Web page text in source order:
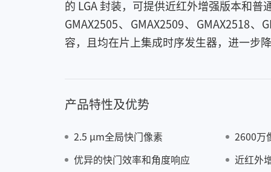
的 LGA 封装，可提供近红外增强版本和普
GMAX2505、GMAX2509、GMAX2518、
容，且均在片上集成时序发生器，进一步
产品特性及优势
2.5 μm全局快门像素 2600万
优异的快门效率和角度响应 近红外